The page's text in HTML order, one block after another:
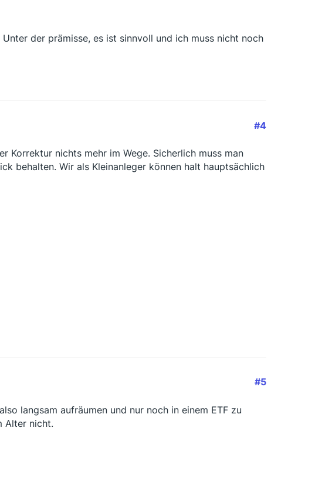
der prämisse, es ist sinnvoll und ich muss nicht noch
#4
Korrektur nichts mehr im Wege. Sicherlich muss man
behalten. Wir als Kleinanleger können halt hauptsächlich
#5
langsam aufräumen und nur noch in einem ETF zu
Alter nicht.